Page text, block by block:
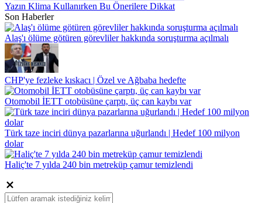
Yazın Klima Kullanırken Bu Önerilere Dikkat
Son Haberler
Alaş'ı ölüme götüren görevliler hakkında soruşturma açılmalı
CHP'ye fezleke kıskacı | Özel ve Ağbaba hedefte
Otomobil İETT otobüsüne çarptı, üç can kaybı var
Türk taze inciri dünya pazarlarına uğurlandı | Hedef 100 milyon
dolar
Haliç'te 7 yılda 240 bin metreküp çamur temizlendi